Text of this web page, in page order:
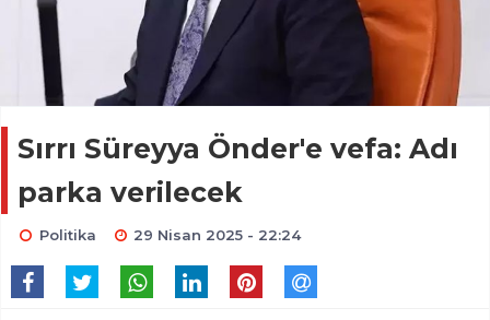
Sırrı Süreyya Önder'e vefa: Adı
parka verilecek
Politika 29 Nisan 2025 - 22:24